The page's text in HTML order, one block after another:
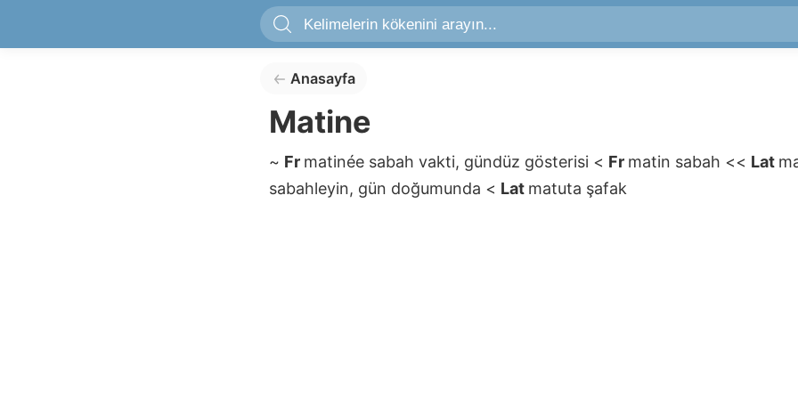
Anasayfa
Matine
~ Fr matinée sabah vakti, gündüz gösterisi < Fr matin sabah << Lat
sabahleyin, gün doğumunda < Lat matuta şafak